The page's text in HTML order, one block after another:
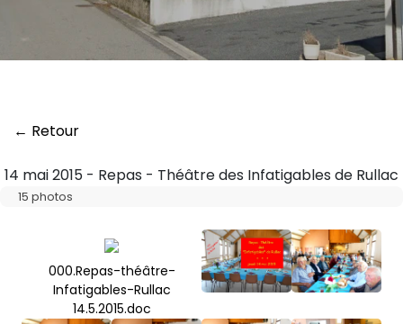
← Retour
14 mai 2015 - Repas - Théâtre des Infatigables de Rullac
15 photos
000.Repas-théâtre-
Infatigables-Rullac
14.5.2015.doc